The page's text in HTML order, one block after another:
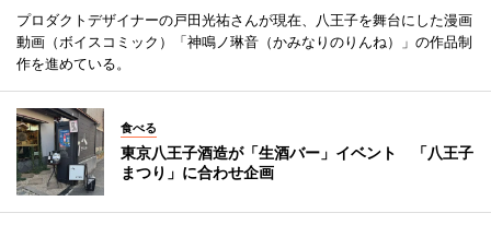
プロダクトデザイナーの戸田光祐さんが現在、八王子を舞台にした漫画
動画（ボイスコミック）「神鳴ノ琳音（かみなりのりんね）」の作品制
作を進めている。
食べる
東京八王子酒造が「生酒バー」イベント 「八王子
まつり」に合わせ企画